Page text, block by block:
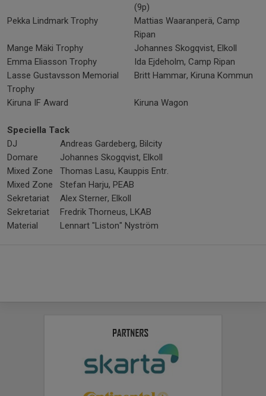
(9p)
Pekka Lindmark Trophy
Mattias Waaranperä, Camp
Ripan
Mange Mäki Trophy
Johannes Skogqvist, Elkoll
Emma Eliasson Trophy
Ida Ejdeholm, Camp Ripan
Lasse Gustavsson Memorial
Trophy
Britt Hammar, Kiruna Kommun
Kiruna IF Award Kiruna Wagon
Speciella Tack
DJ
Andreas Gardeberg, Bilcity
Domare
Johannes Skogqvist, Elkoll
Mixed Zone
Thomas Lasu, Kauppis Entr.
Mixed Zone
Stefan Harju, PEAB
Sekretariat
Alex Sterner, Elkoll
Sekretariat
Fredrik Thorneus, LKAB
Material
Lennart "Liston" Nyström